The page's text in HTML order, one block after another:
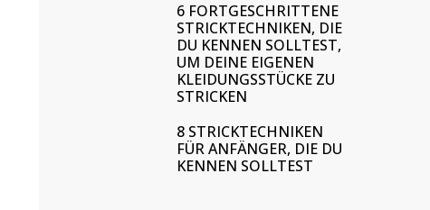
6 FORTGESCHRITTENE
STRICKTECHNIKEN, DIE
DU KENNEN SOLLTEST,
UM DEINE EIGENEN
KLEIDUNGSSTÜCKE ZU
STRICKEN
8 STRICKTECHNIKEN
FÜR ANFÄNGER, DIE DU
KENNEN SOLLTEST